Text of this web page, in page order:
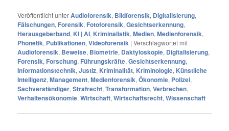
Veröffentlicht unterAudioforensik, Bildforensik, Digitalisierung,
Fälschungen, Forensik, Fotoforensik,Gesichtserkennung,
Herausgeberband, KI | AI, Kriminalistik,Medien,Medienforensik,
Phonetik, Publikationen,Videoforensik |Verschlagwortet mit
Audioforensik, Beweise, Biometrie, Daktyloskopie, Digitalisierung,
Forensik, Forschung, Führungskräfte,Gesichtserkennung,
Informationstechnik,Justiz, Kriminalität, Kriminologie, Künstliche
Intelligenz,Management,Medienforensik,Ökonomie, Polizei,
Sachverständiger,Strafrecht,Transformation,Verbrechen,
Verhaltensökonomie,Wirtschaft,Wirtschaftsrecht,Wissenschaft